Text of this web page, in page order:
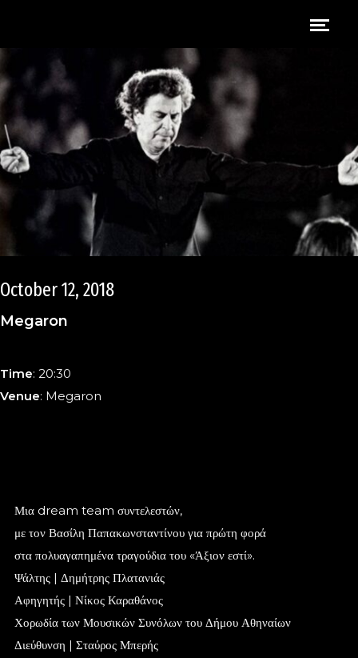
October 12, 2018
Megaron
Time: 20:30
Venue: Megaron
Μια dream team συντελεστών,
με τον Βασίλη Παπακωνσταντίνου για πρώτη φορά
στα πολυαγαπημένα τραγούδια του «Άξιον εστί».
Ψάλτης | Δημήτρης Πλατανιάς
Αφηγητής | Νίκος Καραθάνος
Χορωδία των Μουσικών Συνόλων του Δήμου Αθηναίων
Διεύθυνση | Σταύρος Μπερής